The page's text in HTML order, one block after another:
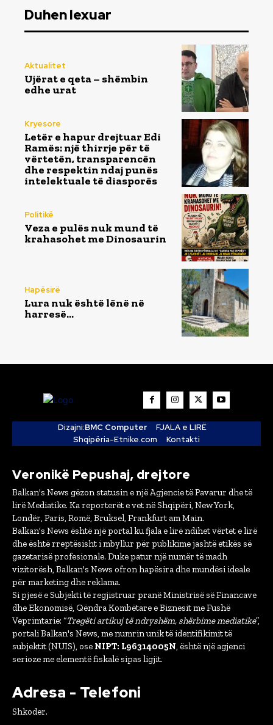
Duhen lexuar
Aktualitet
Ujërat e qeta – shëmbin
edhe urat
Kryesore
Letër e hapur drejtuar Edi
Ramës: një thirrje për të
vërtetën, transparencën
dhe respektin ndaj punës
intelektuale të diasporës
Politikë
Veza e pulës nuk mund të
krahasohet me Dinosaurin
Hapësirë
Lura nuk është lënë në
harresë…
Dizajni:BMC Computer
FJALA e LIRË
Shqipëria-Etnike.com
Kontakti
Veronikë Pepushaj, drejtore
Balkan's News gëzon statusin e një Agjencie të Pavarur dhe të
lirë Mediatike. Ka reporterët e vet në Shqipëri, New York,
Londër, Paris, Romë, Bruksel, Frankfurt am Main.
Balkan's News është një portal ku fjala e lirë ndihet vërtet e lirë
dhe është rreptësisht i mbyllur për publikime jashtë etikës së
gazetarisë profesionale. Duke patur një numër të madh
vizitorësh, Balkan's News ofron hapësira dhe mundësi ideale
për marketing dhe reklama.
Si pjesë e Subjekti të regjistruar pranë Ministrisë së Financave
dhe Ekonomisë, Qëndra Kombëtare e Biznesit me Fushë
Veprimtarie: “Tregëti artikuj të ndryshëm, shërbime mediatike”,
portali Balkan's News, me numrin unik të identifikimit të
subjektit (NUIS), ose NIPT: L96314005N , është një agjenci
serioze me elementë fiskalë sipas ligjit.
Adresa - Telefoni
Shkoder.